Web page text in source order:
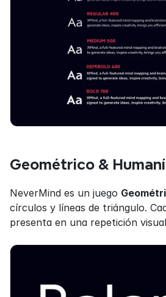
Geométrico &
NeverMind es un juego
círculos y líneas de triángulo.
presenta en una repetición